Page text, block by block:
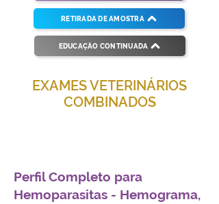
RETIRADA DE AMOSTRA
EDUCAÇÃO CONTINUADA
EXAMES VETERINÁRIOS
COMBINADOS
Perfil Completo para
Hemoparasitas - Hemograma,